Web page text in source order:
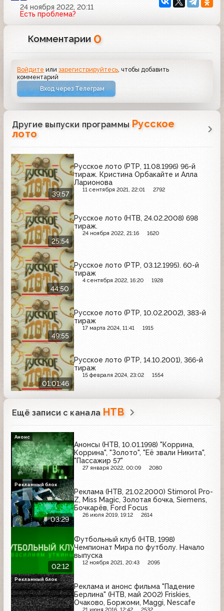
24 ноября 2022, 20:11
Есть проблема?
Комментарии 0
Войдите илизарегистрируйтесь , чтобы добавить
комментарий
Вход через Телеграм
Другие выпуски программы Русское
лото
39:57
Русское лото (РТР, 11.08.1996) 96-й
тираж. Кристина Орбакайте и Алла
Ларионова
11 сентября 2021, 22:01 2792
25:54
Русское лото (НТВ, 24.02.2008) 698
тираж.
24 ноября 2022, 21:16 1620
44:50
Русское лото (РТР, 03.12.1995). 60-й
тираж
4 сентября 2022, 16:20 1928
49:55
Русское лото (РТР, 10.02.2002), 383-й
тираж
17 марта 2024, 11:41 1915
01:01:46
Русское лото (РТР, 14.10.2001), 366-й
тираж
15 февраля 2024, 23:02 1554
Ещё записи с канала НТВ
Анонсы (НТВ, 10.01.1998) "Коррина,
Коррина", "Золото", "Её звали Никита",
"Пассажир 57"
27 января 2022, 00:09 2080
Анонс
03:29
Реклама (НТВ, 21.02.2000) Stimorol Pro-
Z, Miss Magic, Золотая бочка, Siemens,
Бочкарёв, Ford Focus
26 июля 2019, 19:12 2614
Рекламный блок
02:12
Футбольный клуб (НТВ, 1998)
Чемпионат Мира по футболу. Начало
выпуска
12 ноября 2021, 20:43 2095
Реклама и анонс фильма "Падение
Берлина" (НТВ, май 2002) Friskies,
Очаково, Боржоми, Maggi, Nescafe
Рекламный блок